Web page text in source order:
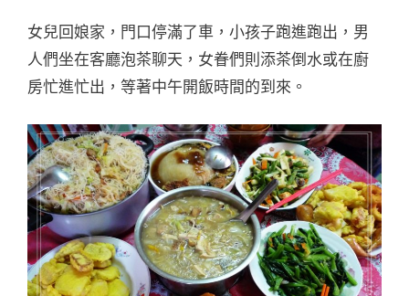
女兒回娘家，門口停滿了車，小孩子跑進跑出，男
人們坐在客廳泡茶聊天，女眷們則添茶倒水或在廚
房忙進忙出，等著中午開飯時間的到來。